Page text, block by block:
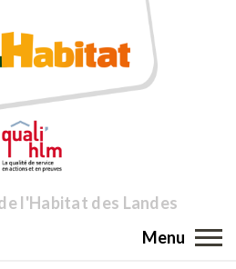
l'Habitat des Landes
Menu